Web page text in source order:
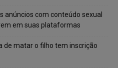
anúncios com conteúdo sexual
em suas plataformas
de matar o filho tem inscrição